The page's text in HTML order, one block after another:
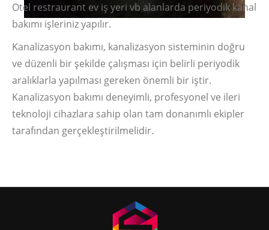
Otel restraurant ev iş yeri vb alanlarda periyodik kanal
bakımı işleriniz yapılır.
Kanalizasyon bakımı, kanalizasyon sisteminin doğru
ve düzenli bir şekilde çalışması için belirli periyodik
aralıklarla yapılması gereken önemli bir iştir.
Kanalizasyon bakımı deneyimli, profesyonel ve ileri
teknoloji cihazlara sahip olan tam donanımlı ekipler
tarafından gerçekleştirilmelidir.